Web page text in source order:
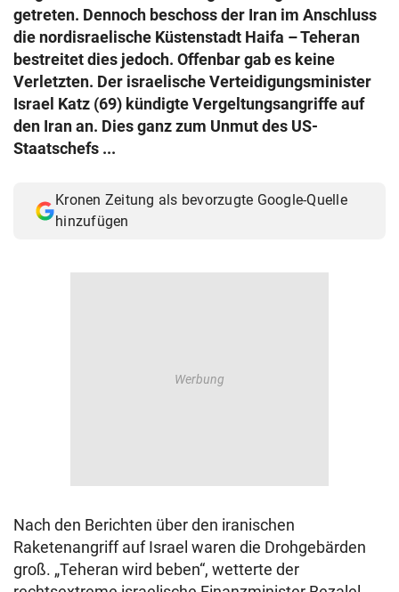
getreten. Dennoch beschoss der Iran im Anschluss
die nordisraelische Küstenstadt Haifa – Teheran
bestreitet dies jedoch. Offenbar gab es keine
Verletzten. Der israelische Verteidigungsminister
Israel Katz (69) kündigte Vergeltungsangriffe auf
den Iran an. Dies ganz zum Unmut des US-
Staatschefs ...
Kronen Zeitung als bevorzugte Google-Quelle
hinzufügen
Nach den Berichten über den iranischen
Raketenangriff auf Israel waren die Drohgebärden
groß. „Teheran wird beben“, wetterte der